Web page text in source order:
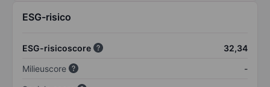
ESG-risico
ESG-risicoscore
32,34
Milieuscore
-